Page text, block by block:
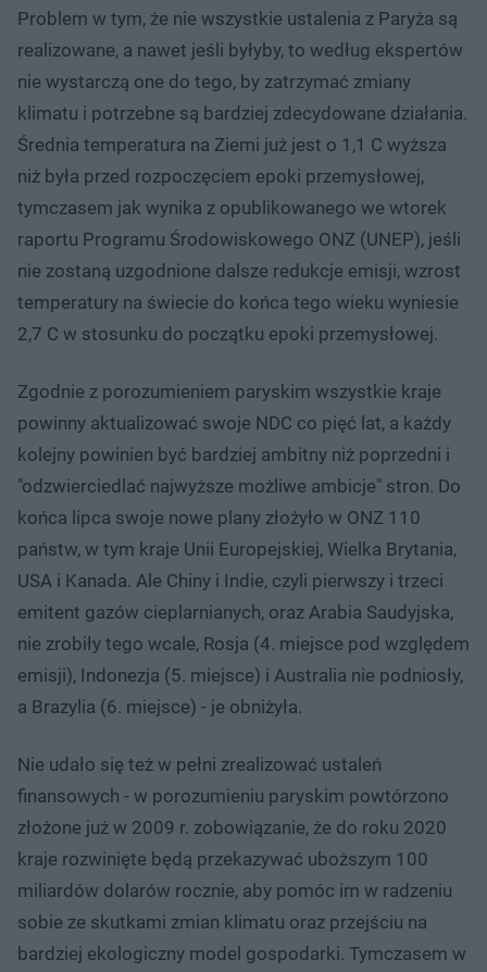
Problem w tym, że nie wszystkie ustalenia z Paryża są
realizowane, a nawet jeśli byłyby, to według ekspertów
nie wystarczą one do tego, by zatrzymać zmiany
klimatu i potrzebne są bardziej zdecydowane działania.
Średnia temperatura na Ziemi już jest o 1,1 C wyższa
niż była przed rozpoczęciem epoki przemysłowej,
tymczasem jak wynika z opublikowanego we wtorek
raportu Programu Środowiskowego ONZ (UNEP), jeśli
nie zostaną uzgodnione dalsze redukcje emisji, wzrost
temperatury na świecie do końca tego wieku wyniesie
2,7 C w stosunku do początku epoki przemysłowej.
Zgodnie z porozumieniem paryskim wszystkie kraje
powinny aktualizować swoje NDC co pięć lat, a każdy
kolejny powinien być bardziej ambitny niż poprzedni i
"odzwierciedlać najwyższe możliwe ambicje" stron. Do
końca lipca swoje nowe plany złożyło w ONZ 110
państw, w tym kraje Unii Europejskiej, Wielka Brytania,
USA i Kanada. Ale Chiny i Indie, czyli pierwszy i trzeci
emitent gazów cieplarnianych, oraz Arabia Saudyjska,
nie zrobiły tego wcale, Rosja (4. miejsce pod względem
emisji), Indonezja (5. miejsce) i Australia nie podniosły,
a Brazylia (6. miejsce) - je obniżyła.
Nie udało się też w pełni zrealizować ustaleń
finansowych - w porozumieniu paryskim powtórzono
złożone już w 2009 r. zobowiązanie, że do roku 2020
kraje rozwinięte będą przekazywać uboższym 100
miliardów dolarów rocznie, aby pomóc im w radzeniu
sobie ze skutkami zmian klimatu oraz przejściu na
bardziej ekologiczny model gospodarki. Tymczasem w